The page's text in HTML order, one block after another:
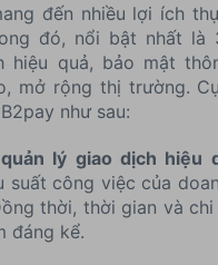
đến nhiều lợi ích
đó, nổi bật nhất là
hiệu quả, bảo mật
mở rộng thị trường.
như sau:
lý giao dịch hiệu
suất công việc của
thời, thời gian và chi
đáng kể.